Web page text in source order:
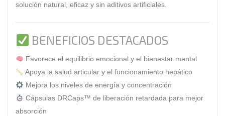
solución natural, eficaz y sin aditivos artificiales.
BENEFICIOS DESTACADOS
Favorece el equilibrio emocional y el bienestar mental
Apoya la salud articular y el funcionamiento hepático
Mejora los niveles de energía y concentración
Cápsulas DRCaps™ de liberación retardada para mejor
absorción